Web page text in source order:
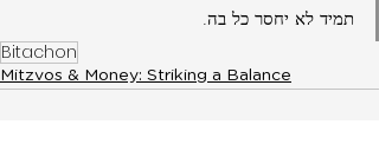
תמיד לא יחסר כל בה.
Bitachon
Mitzvos & Money: Striking a Balance